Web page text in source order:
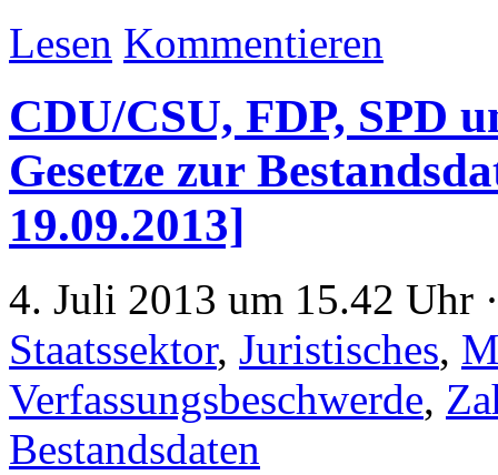
Lesen Kommentieren
CDU/CSU, FDP, SPD
Gesetze zur
19.09.2013]
4. Juli 2013 um 15.42 Uhr
Staatssektor, Juristisches,
Verfassungsbeschwerde,
Bestandsdaten